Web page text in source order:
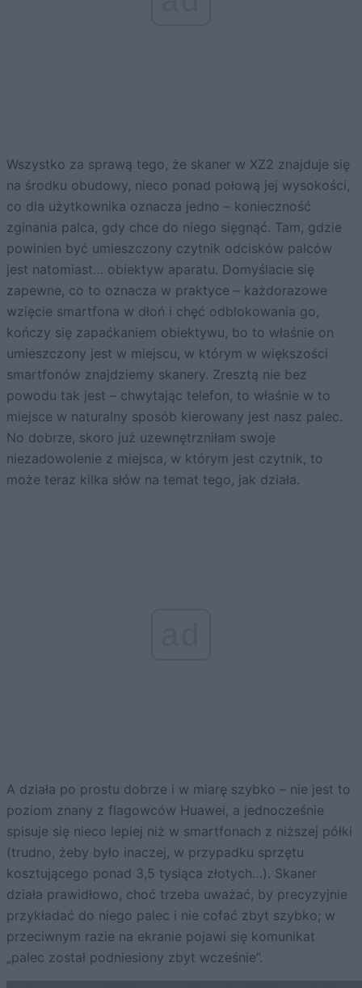
Wszystko za sprawą tego, że skaner w XZ2 znajduje się
na środku obudowy, nieco ponad połową jej wysokości,
co dla użytkownika oznacza jedno – konieczność
zginania palca, gdy chce do niego sięgnąć. Tam, gdzie
powinien być umieszczony czytnik odcisków palców
jest natomiast… obiektyw aparatu. Domyślacie się
zapewne, co to oznacza w praktyce – każdorazowe
wzięcie smartfona w dłoń i chęć odblokowania go,
kończy się zapaćkaniem obiektywu, bo to właśnie on
umieszczony jest w miejscu, w którym w większości
smartfonów znajdziemy skanery. Zresztą nie bez
powodu tak jest – chwytając telefon, to właśnie w to
miejsce w naturalny sposób kierowany jest nasz palec.
No dobrze, skoro już uzewnętrzniłam swoje
niezadowolenie z miejsca, w którym jest czytnik, to
może teraz kilka słów na temat tego, jak działa.
A działa po prostu dobrze i w miarę szybko – nie jest to
poziom znany z flagowców Huawei, a jednocześnie
spisuje się nieco lepiej niż w smartfonach z niższej półki
(trudno, żeby było inaczej, w przypadku sprzętu
kosztującego ponad 3,5 tysiąca złotych…). Skaner
działa prawidłowo, choć trzeba uważać, by precyzyjnie
przykładać do niego palec i nie cofać zbyt szybko; w
przeciwnym razie na ekranie pojawi się komunikat
„palec został podniesiony zbyt wcześnie”.